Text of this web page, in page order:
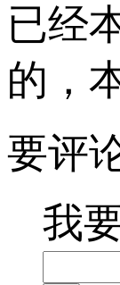
已经
的，
要评
我